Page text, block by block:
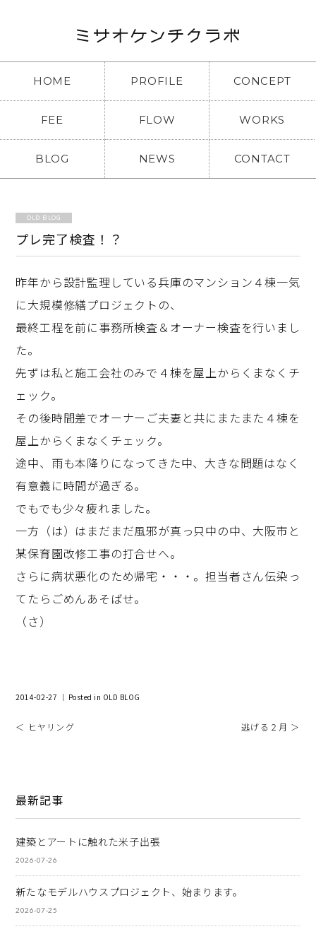
HOME PROFILE CONCEPT
FEE FLOW WORKS
BLOG NEWS CONTACT
OLD BLOG
プレ完了検査！？
昨年から設計監理している兵庫のマンション４棟一気
に大規模修繕プロジェクトの、
最終工程を前に事務所検査＆オーナー検査を行いまし
た。
先ずは私と施工会社のみで４棟を屋上からくまなくチ
ェック。
その後時間差でオーナーご夫妻と共にまたまた４棟を
屋上からくまなくチェック。
途中、雨も本降りになってきた中、大きな問題はなく
有意義に時間が過ぎる。
でもでも少々疲れました。
一方（は）はまだまだ風邪が真っ只中の中、大阪市と
某保育園改修工事の打合せへ。
さらに病状悪化のため帰宅・・・。担当者さん伝染っ
てたらごめんあそばせ。
（さ）
2014-02-27 ｜ Posted in OLD BLOG
＜ ヒヤリング 逃げる２月 ＞
最新記事
建築とアートに触れた米子出張
2026-07-26
新たなモデルハウスプロジェクト、始まります。
2026-07-25